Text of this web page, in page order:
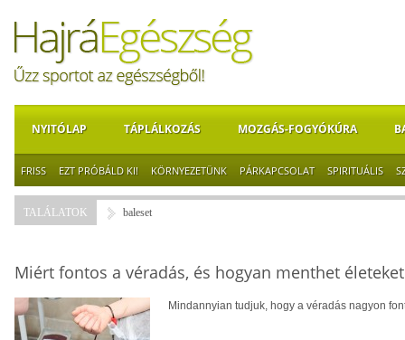
NYITÓLAP TÁPLÁLKOZÁS MOZGÁS-FOGYÓKÚRA
FRISS EZT PRÓBÁLD KI! KÖRNYEZETÜNK PÁRKAPCSOLAT SPIRITUÁLIS
TALÁLATOK baleset
Miért fontos a véradás, és hogyan menthet
Mindannyian tudjuk, hogy a véradás nagyon